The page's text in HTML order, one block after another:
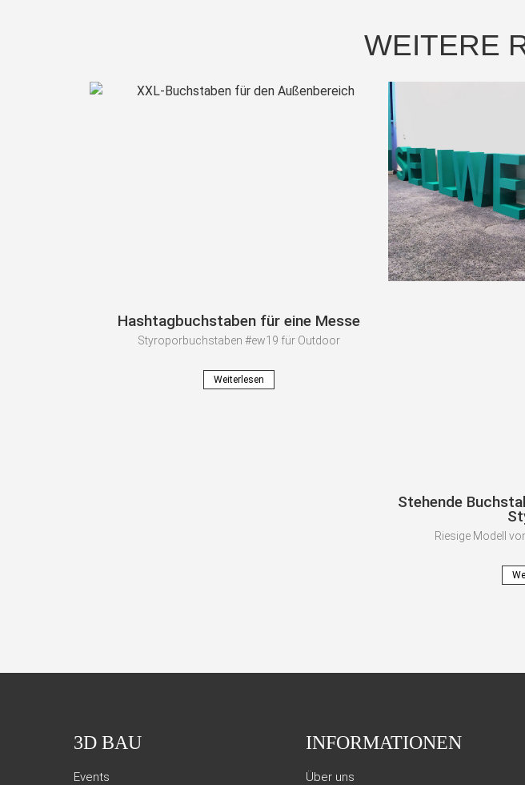
WEITERE
Hashtagbuchstaben für eine Messe
Styroporbuchstaben #ew19 für Outdoor
Weiterlesen
Stehende
Riesige Modell
3D BAU
Events
INFORMATIONEN
Über uns